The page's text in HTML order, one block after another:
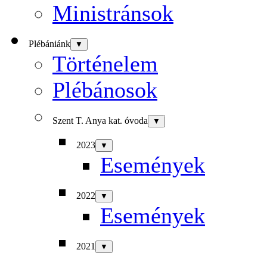
Ministránsok
Plébániánk ▼
Történelem
Plébánosok
Szent T. Anya kat. óvoda ▼
2023 ▼
Események
2022 ▼
Események
2021 ▼